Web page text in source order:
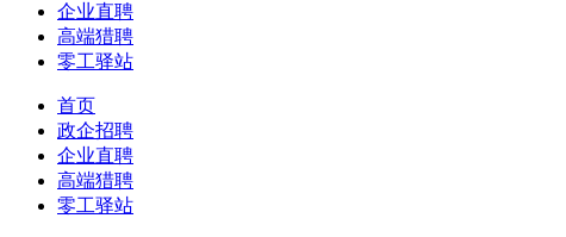
企业直聘
高端猎聘
零工驿站
首页
政企招聘
企业直聘
高端猎聘
零工驿站